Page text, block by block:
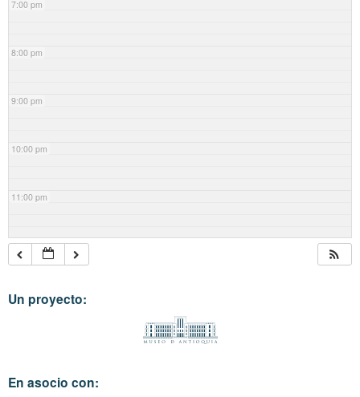
7:00 pm
8:00 pm
9:00 pm
10:00 pm
11:00 pm
Un proyecto:
En asocio con: